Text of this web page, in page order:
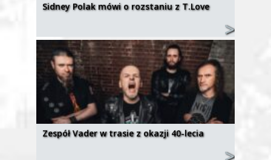
Sidney Polak mówi o rozstaniu z T.Love
Zespół Vader w trasie z okazji 40-lecia